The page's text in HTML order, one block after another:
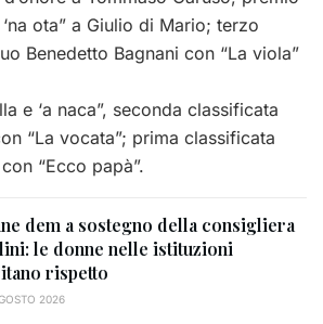
ota” a Giulio di Mario; terzo
Benedetto Bagnani con “La viola”
e ‘a naca”, seconda classificata
“La vocata”; prima classificata
“Ecco papà”.
dem a sostegno della consigliera
le donne nelle istituzioni
rispetto
2026